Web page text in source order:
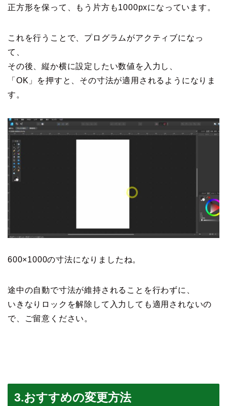
正方形を保って、もう片方も1000pxになっています。
これを行うことで、プログラムがアクティブになっ
て、
その後、縦か横に設定したい数値を入力し、
「OK」を押すと、その寸法が適用されるようになりま
す。
600×1000の寸法になりましたね。
途中の自動で寸法が維持されることを行わずに、
いきなりロックを解除して入力しても適用されないの
で、ご留意ください。
3.おすすめの変更方法